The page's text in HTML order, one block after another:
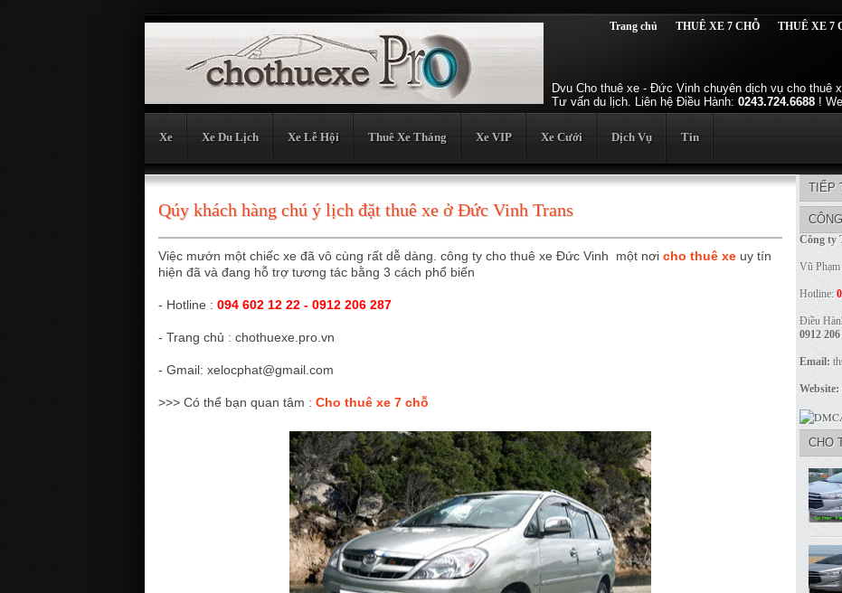
Trang chủ THUÊ XE 7 CHỖ THUÊ XE 7
Dvu Cho thuê xe - Đức Vinh chuyên dịch vụ cho thuê
Tư vấn du lịch. Liên hệ Điều Hành: 0243.724.6688 !
Xe Xe Du Lịch Xe Lễ Hội Thuê Xe Tháng Xe VIP Xe Cưới Dịch Vụ Tin
Qúy khách hàng chú ý lịch đặt thuê xe ở Đức Vinh Trans
Việc mướn một chiếc xe đã vô cùng rất dễ dàng. công ty cho thuê xe Đức Vinh một nơi cho thuê xe uy tín
hiện đã và đang hỗ trợ tương tác bằng 3 cách phổ biến
- Hotline : 094 602 12 22 - 0912 206 287
- Trang chủ : chothuexe.pro.vn
- Gmail: xelocphat@gmail.com
>>> Có thể bạn quan tâm : Cho thuê xe 7 chỗ
TIẾP
Công ty
Vũ
Hotline:
Điều
0912
Email:
Website:
CHO